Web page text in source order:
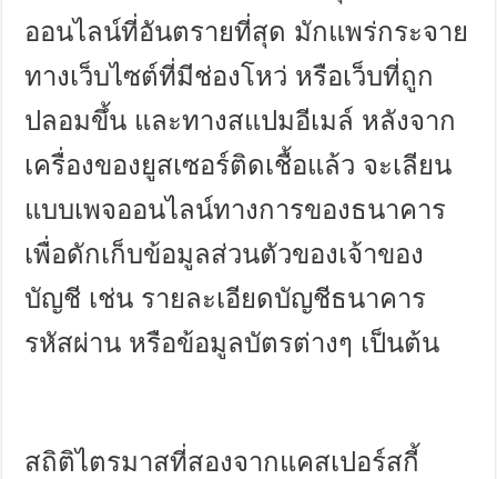
ออนไลน์ที่อันตรายที่สุด มักแพร่กระจาย
ทางเว็บไซต์ที่มีช่องโหว่ หรือเว็บที่ถูก
ปลอมขึ้น และทางสแปมอีเมล์ หลังจาก
เครื่องของยูสเซอร์ติดเชื้อแล้ว จะเลียน
แบบเพจออนไลน์ทางการของธนาคาร
เพื่อดักเก็บข้อมูลส่วนตัวของเจ้าของ
บัญชี เช่น รายละเอียดบัญชีธนาคาร
รหัสผ่าน หรือข้อมูลบัตรต่างๆ เป็นต้น
สถิติไตรมาสที่สองจากแคสเปอร์สกี้